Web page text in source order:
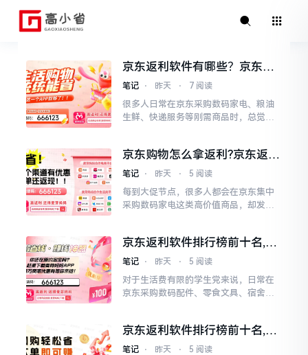
京东返利软件有哪些？京东用
什么软件返利？
笔记 ⋅ 昨天 ⋅ 7 阅读
很多人日常在京东采购数码家电、粮油
生鲜、快递服务等刚需商品时，总觉得
大促期间大额订单容易出现丢单漏单，
忙活半天最后拿不到本该有的收益。我
实测数据，从指定的十款返利APP中筛
选出适配京东生态的高体...
京东购物怎么拿返利?京东返利
APP哪个佣金最高?
笔记 ⋅ 昨天 ⋅ 5 阅读
每到大促节点，很多人都会在京东集中
采购数码家电这类高价值商品，却发现
失不少本该拿到的收益。我结合2026年
京东618、双11的大促实测数据，针对
需求，对指定的十款返利APP做了全场
景压力测试，记录每...
京东返利软件排行榜前十名,十
款最热门的京东返利APP排行
笔记 ⋅ 昨天 ⋅ 5 阅读
对于生活费有限的学生党来说，日常在
京东采购数码配件、零食文具、宿舍家
用额外花时间做副业，一年下来就能省
下大几千的生活费，完全可以覆盖好几
京东返利软件排行榜前十名,分
享京东返利软件哪个返利最高
笔记 ⋅ 昨天 ⋅ 5 阅读